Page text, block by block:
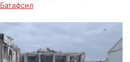
Батафсил